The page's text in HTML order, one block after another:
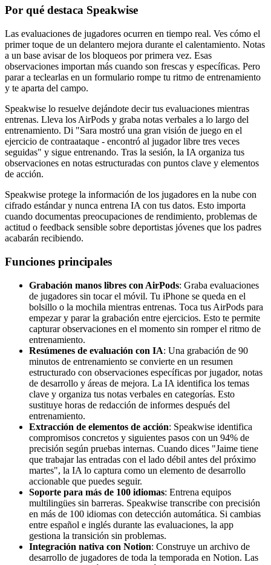
Por qué destaca Speakwise
Las evaluaciones de jugadores ocurren en tiempo real. Ves cómo el
primer toque de un delantero mejora durante el calentamiento. Notas
a un base avisar de los bloqueos por primera vez. Esas
observaciones importan más cuando son frescas y específicas. Pero
parar a teclearlas en un formulario rompe tu ritmo de entrenamiento
y te aparta del campo.
Speakwise lo resuelve dejándote decir tus evaluaciones mientras
entrenas. Lleva los AirPods y graba notas verbales a lo largo del
entrenamiento. Di "Sara mostró una gran visión de juego en el
ejercicio de contraataque - encontró al jugador libre tres veces
seguidas" y sigue entrenando. Tras la sesión, la IA organiza tus
observaciones en notas estructuradas con puntos clave y elementos
de acción.
Speakwise protege la información de los jugadores en la nube con
cifrado estándar y nunca entrena IA con tus datos. Esto importa
cuando documentas preocupaciones de rendimiento, problemas de
actitud o feedback sensible sobre deportistas jóvenes que los padres
acabarán recibiendo.
Funciones principales
Grabación manos libres con AirPods: Graba evaluaciones
de jugadores sin tocar el móvil. Tu iPhone se queda en el
bolsillo o la mochila mientras entrenas. Toca tus AirPods para
empezar y parar la grabación entre ejercicios. Esto te permite
capturar observaciones en el momento sin romper el ritmo de
entrenamiento.
Resúmenes de evaluación con IA: Una grabación de 90
minutos de entrenamiento se convierte en un resumen
estructurado con observaciones específicas por jugador, notas
de desarrollo y áreas de mejora. La IA identifica los temas
clave y organiza tus notas verbales en categorías. Esto
sustituye horas de redacción de informes después del
entrenamiento.
Extracción de elementos de acción: Speakwise identifica
compromisos concretos y siguientes pasos con un 94% de
precisión según pruebas internas. Cuando dices "Jaime tiene
que trabajar las entradas con el lado débil antes del próximo
martes", la IA lo captura como un elemento de desarrollo
accionable que puedes seguir.
Soporte para más de 100 idiomas: Entrena equipos
multilingües sin barreras. Speakwise transcribe con precisión
en más de 100 idiomas con detección automática. Si cambias
entre español e inglés durante las evaluaciones, la app
gestiona la transición sin problemas.
Integración nativa con Notion: Construye un archivo de
desarrollo de jugadores de toda la temporada en Notion. Las